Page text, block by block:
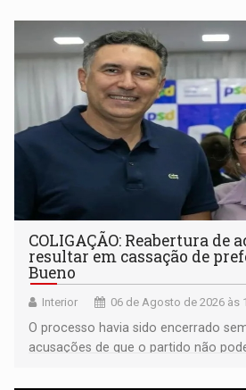
COLIGAÇÃO: Reabertura de
resultar em cassação de
Bueno
Interior 06 de Agosto de 2026 às
O processo havia sido encerrado
acusações de que o partido não